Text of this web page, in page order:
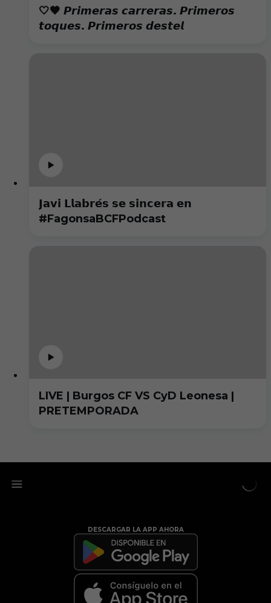
🤍🖤 𝙋𝙧𝙞𝙢𝙚𝙧𝙖𝙨 𝙘𝙖𝙧𝙧𝙚𝙧𝙖𝙨. 𝙋𝙧𝙞𝙢𝙚𝙧𝙤𝙨
𝙩𝙤𝙦𝙪𝙚𝙨. 𝙋𝙧𝙞𝙢𝙚𝙧𝙤𝙨 𝙙𝙚𝙨𝙩𝙚𝙡
𝗝𝗮𝘃𝗶 𝗟𝗹𝗮𝗯𝗿𝗲́𝘀 𝘀𝗲 𝘀𝗶𝗻𝗰𝗲𝗿𝗮 𝗲𝗻
#FagonsaBCFPodcast
LIVE | Burgos CF VS CyD Leonesa |
PRETEMPORADA
DESCARGAR LA APP AHORA